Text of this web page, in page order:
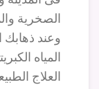
الصخرية
وعند
المياه
العلاج